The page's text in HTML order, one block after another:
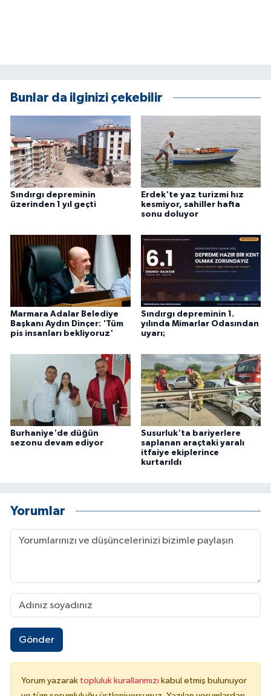
Bunlar da ilginizi çekebilir
Sındırgı depreminin
üzerinden 1 yıl geçti
Erdek'te yaz turizmi hız
kesmiyor, sahiller hafta
sonu doluyor
Marmara Adalar Belediye
Başkanı Aydın Dinçer: 'Tüm
pis insanları bekliyoruz'
Sındırgı depreminin 1.
yılında Mimarlar Odasından
uyarı;
Burhaniye'de düğün
sezonu devam ediyor
Susurluk'ta bariyerlere
saplanan araçtaki yaralı
itfaiye ekiplerince
kurtarıldı
Yorumlar
Gönder
Yorum yazarak topluluk kurallarımızı kabul etmiş bulunuyor
TEKNOLOJİ
ÜLKE GÜNDEMİ
YAŞAM
Yerel Haberler